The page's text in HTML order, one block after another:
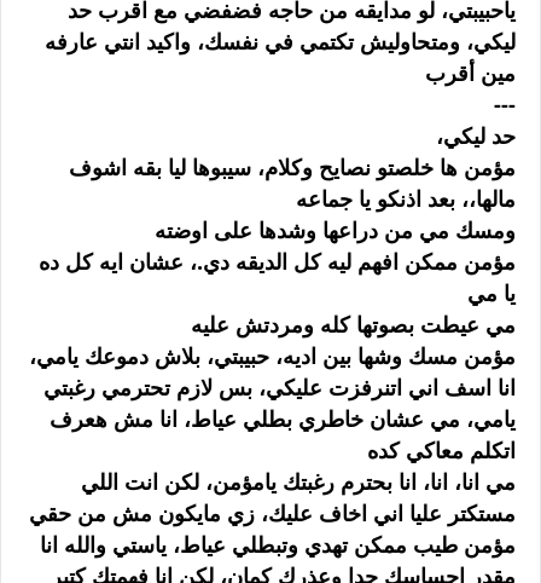
ياحبيبتي، لو مدايقه من حاجه فضفضي مع اقرب حد
ليكي، ومتحاوليش تكتمي في نفسك، واكيد انتي عارفه
مين أقرب
---
حد ليكي،
مؤمن ها خلصتو نصايح وكلام، سيبوها ليا بقه اشوف
مالها،، بعد اذنكو يا جماعه
ومسك مي من دراعها وشدها على اوضته
مؤمن ممكن افهم ليه كل الديقه دي.، عشان ايه كل ده
يا مي
مي عيطت بصوتها كله ومردتش عليه
مؤمن مسك وشها بين اديه، حبيبتي، بلاش دموعك يامي،
انا اسف اني اتنرفزت عليكي، بس لازم تحترمي رغبتي
يامي، مي عشان خاطري بطلي عياط، انا مش هعرف
اتكلم معاكي كده
مي انا، انا، انا بحترم رغبتك يامؤمن، لكن انت اللي
مستكتر عليا اني اخاف عليك، زي مايكون مش من حقي
مؤمن طيب ممكن تهدي وتبطلي عياط، ياستي والله انا
مقدر احساسك جدا وعذرك كمان، لكن انا فهمتك كتير